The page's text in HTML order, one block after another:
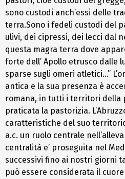
sono custodi anch’essi delle
terra.Sono i fedeli custodi del
ulivi, dei cipressi, dei lecci dal
questa magra terra dove
forte dell’ Apollo etrusco dalle
sparse sugli omeri atletici…”
antica e la sua presenza è
romana, in tutti i territori della
praticata la pastorizia.
caratteristiche del suo
a.c. un ruolo centrale
centralità e’ proseguita nel
successivi fino ai nostri giorni
può essere considerata il